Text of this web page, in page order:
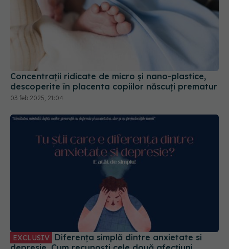
Concentraţii ridicate de micro şi nano-plastice,
descoperite în placenta copiilor născuţi prematur
03 feb 2025, 21:04
depresie. Cum recunoști cele două afecțiuni
24 mai 2024, 15:38